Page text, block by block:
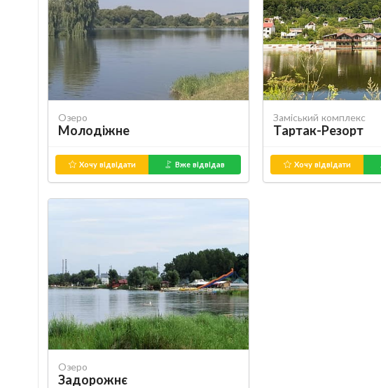
Озеро
Молодіжне
Хочу відвідати Вже відвідав
Заміський комплекс
Тартак-Резорт
Хочу відвідати
Озеро
Задорожнє